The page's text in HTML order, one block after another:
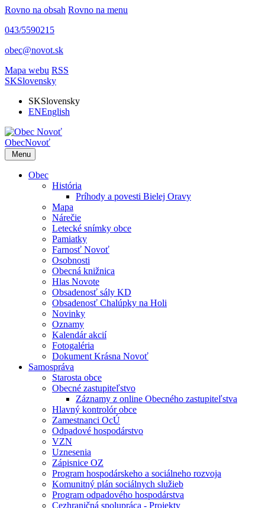
Rovno na obsah Rovno na menu
043/5590215
obec@novot.sk
Mapa webu RSS
SKSlovensky
SKSlovensky
ENEnglish
ObecNovoť
Menu
Obec
História
Príhody a povesti Bielej Oravy
Mapa
Nárečie
Letecké snímky obce
Pamiatky
Farnosť Novoť
Osobnosti
Obecná knižnica
Hlas Novote
Obsadenosť sály KD
Obsadenosť Chalúpky na Holi
Novinky
Oznamy
Kalendár akcií
Fotogaléria
Dokument Krásna Novoť
Samospráva
Starosta obce
Obecné zastupiteľstvo
Záznamy z online Obecného zastupiteľstva
Hlavný kontrolór obce
Zamestnanci OcÚ
Odpadové hospodárstvo
VZN
Uznesenia
Zápisnice OZ
Program hospodárskeho a sociálneho rozvoja
Komunitný plán sociálnych služieb
Program odpadového hospodárstva
Cezhraničná spolupráca - Projekty